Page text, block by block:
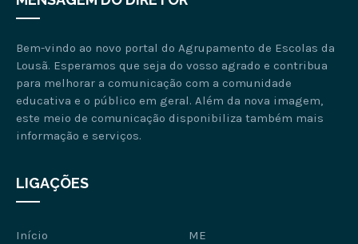
Bem-vindo ao novo portal do Agrupamento de Escolas da
Lousã. Esperamos que seja do vosso agrado e contribua
para melhorar a comunicação com a comunidade
educativa e o público em geral. Além da nova imagem,
este meio de comunicação disponibiliza também mais
informação e serviços.
LIGAÇÕES
Início
ME